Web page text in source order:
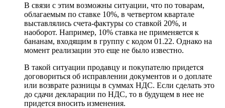
В связи с этим возможны ситуации, что по товарам,
облагаемым по ставке 10%, в четвертом квартале
выставлялись счета-фактуры со ставкой 20%, и
наоборот. Например, 10% ставка не применяется к
бананам, входящим в группу с кодом 01.22. Однако на
момент реализации это еще не было известно.
В такой ситуации продавцу и покупателю придется
договориться об исправлении документов и о доплате
или возврате разницы в суммах НДС. Если сделать это
до сдачи декларации по НДС, то в будущем в нее не
придется вносить изменения.